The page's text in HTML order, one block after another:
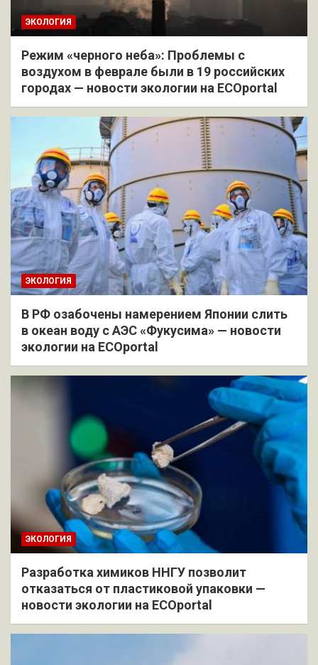
ЭКОЛОГИЯ
Режим «черного неба»: Проблемы с
воздухом в феврале были в 19 российских
городах — новости экологии на ECOportal
ЭКОЛОГИЯ
В РФ озабочены намерением Японии слить
в океан воду с АЭС «Фукусима» — новости
экологии на ECOportal
ЭКОЛОГИЯ
Разработка химиков ННГУ позволит
отказаться от пластиковой упаковки —
новости экологии на ECOportal